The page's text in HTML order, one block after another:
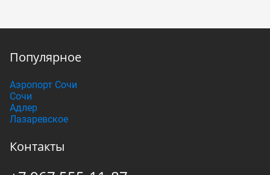
Популярное
Аэропорт Сочи
Сочи
Адлер
Лазаревское
Контакты